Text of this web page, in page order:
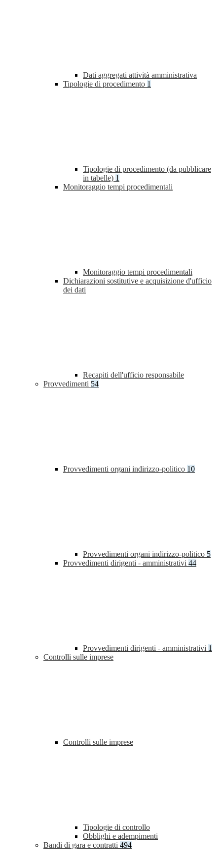
Dati aggregati attività amministrativa
Tipologie di procedimento 1
Tipologie di procedimento (da pubblicare
in tabelle) 1
Monitoraggio tempi procedimentali
Monitoraggio tempi procedimentali
Dichiarazioni sostitutive e acquisizione d'ufficio
dei dati
Recapiti dell'ufficio responsabile
Provvedimenti 54
Provvedimenti organi indirizzo-politico 10
Provvedimenti organi indirizzo-politico 5
Provvedimenti dirigenti - amministrativi 44
Provvedimenti dirigenti - amministrativi 1
Controlli sulle imprese
Controlli sulle imprese
Tipologie di controllo
Obblighi e adempimenti
Bandi di gara e contratti 494